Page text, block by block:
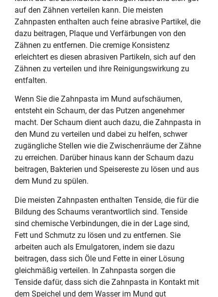
auf den Zähnen verteilen kann. Die meisten
Zahnpasten enthalten auch feine abrasive Partikel, die
dazu beitragen, Plaque und Verfärbungen von den
Zähnen zu entfernen. Die cremige Konsistenz
erleichtert es diesen abrasiven Partikeln, sich auf den
Zähnen zu verteilen und ihre Reinigungswirkung zu
entfalten.
Wenn Sie die Zahnpasta im Mund aufschäumen,
entsteht ein Schaum, der das Putzen angenehmer
macht. Der Schaum dient auch dazu, die Zahnpasta in
den Mund zu verteilen und dabei zu helfen, schwer
zugängliche Stellen wie die Zwischenräume der Zähne
zu erreichen. Darüber hinaus kann der Schaum dazu
beitragen, Bakterien und Speisereste zu lösen und aus
dem Mund zu spülen.
Die meisten Zahnpasten enthalten Tenside, die für die
Bildung des Schaums verantwortlich sind. Tenside
sind chemische Verbindungen, die in der Lage sind,
Fett und Schmutz zu lösen und zu entfernen. Sie
arbeiten auch als Emulgatoren, indem sie dazu
beitragen, dass sich Öle und Fette in einer Lösung
gleichmäßig verteilen. In Zahnpasta sorgen die
Tenside dafür, dass sich die Zahnpasta in Kontakt mit
dem Speichel und dem Wasser im Mund gut